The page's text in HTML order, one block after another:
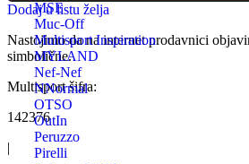
MSE
Muc-Off
Multisport Inspiration
MYLAND
Nef-Nef
NNormal
OTSO
OutIn
Peruzzo
Pirelli
Dodaj u listu želja
Nastojimo da na internet prodavnici
simbolične.
Multisport šifra:
142376
|